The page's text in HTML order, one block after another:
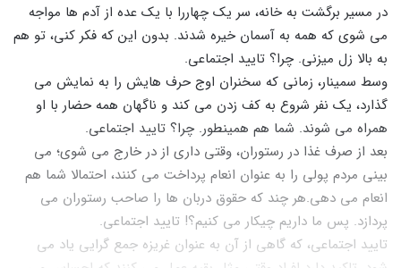
در مسیر برگشت به خانه، سر یک چهاررا با یک عده از آدم ها مواجه
می شوی که همه به آسمان خیره شدند. بدون این که فکر کنی، تو هم
به بالا زل میزنی. چرا؟ تایید اجتماعی.
وسط سمینار، زمانی که سخنران اوج حرف هایش را به نمایش می
گذارد، یک نفر شروع به کف زدن می کند و ناگهان همه حضار با او
همراه می شوند. شما هم همینطور. چرا؟ تایید اجتماعی.
بعد از صرف غذا در رستوران، وقتی داری از در خارج می شوی؛ می
بینی مردم پولی را به عنوان انعام پرداخت می کنند، احتمالا شما هم
انعام می دهی.هر چند که حقوق دربان ها را صاحب رستوران می
پردازد. پس ما داریم چیکار می کنیم؟! تایید اجتماعی.
تایید اجتماعی، که گاهی از آن به عنوان غریزه جمع گرایی یاد می